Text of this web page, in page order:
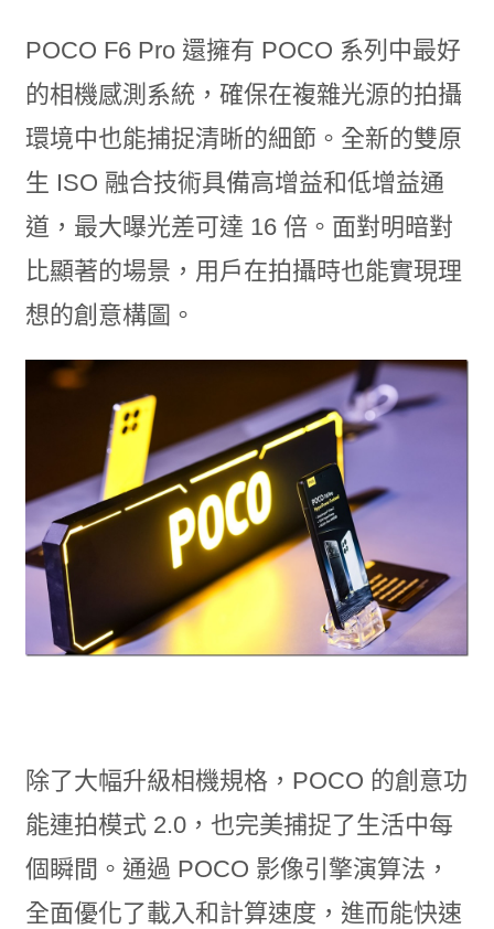
POCO F6 Pro 還擁有 POCO 系列中最好
的相機感測系統，確保在複雜光源的拍攝
環境中也能捕捉清晰的細節。全新的雙原
生 ISO 融合技術具備高增益和低增益通
道，最大曝光差可達 16 倍。面對明暗對
比顯著的場景，用戶在拍攝時也能實現理
想的創意構圖。
除了大幅升級相機規格，POCO 的創意功
能連拍模式 2.0，也完美捕捉了生活中每
個瞬間。通過 POCO 影像引擎演算法，
全面優化了載入和計算速度，進而能快速